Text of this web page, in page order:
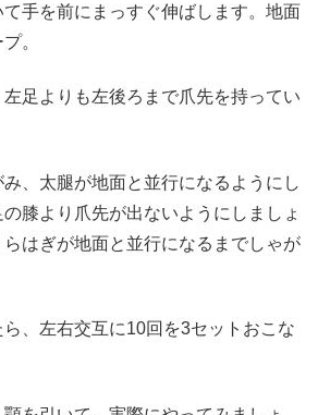
て手を前にまっすぐ伸ばします。地面
。
左足よりも左後ろまで爪先を持ってい
、太腿が地面と並行になるようにし
膝より爪先が出ないようにしましょ
はぎが地面と並行になるまでしゃが
、左右交互に10回を3セットおこな